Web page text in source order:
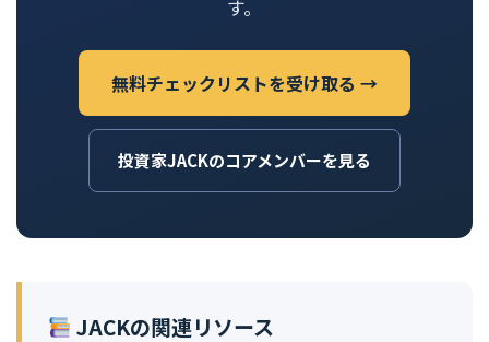
す。
無料チェックリストを受け取る →
投資家JACKのコアメンバーを見る
JACKの関連リソース